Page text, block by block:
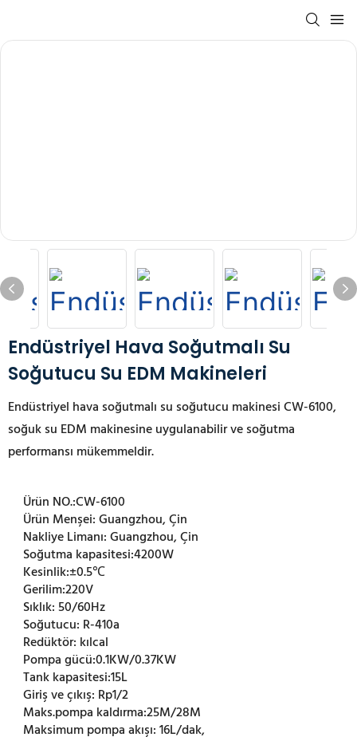
Endüstriyel Hava Soğutmalı Su
Soğutucu Su EDM Makineleri
Endüstriyel hava soğutmalı su soğutucu makinesi CW-6100,
soğuk su EDM makinesine uygulanabilir ve soğutma
performansı mükemmeldir.
Ürün NO.:CW-6100
Ürün Menşei:Guangzhou, Çin
Nakliye Limanı:Guangzhou, Çin
Soğutma kapasitesi:4200W
Kesinlik:±0.5℃
Gerilim:220V
Sıklık:50/60Hz
Soğutucu: R-410a
Redüktör: kılcal
Pompa gücü:0.1KW/0.37KW
Tank kapasitesi:15L
Giriş ve çıkış: Rp1/2
Maks.pompa kaldırma:25M/28M
Maksimum pompa akışı:16L/dak,